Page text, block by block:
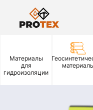
Материалы
для
гидроизоляции